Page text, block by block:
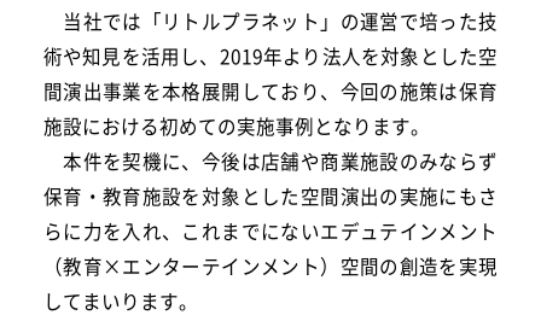
当社では「リトルプラネット」の運営で培った技
術や知見を活用し、2019年より法人を対象とした空
間演出事業を本格展開しており、今回の施策は保育
施設における初めての実施事例となります。
本件を契機に、今後は店舗や商業施設のみならず
保育・教育施設を対象とした空間演出の実施にもさ
らに力を入れ、これまでにないエデュテインメント
（教育×エンターテインメント）空間の創造を実現
してまいります。